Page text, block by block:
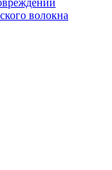
волокна